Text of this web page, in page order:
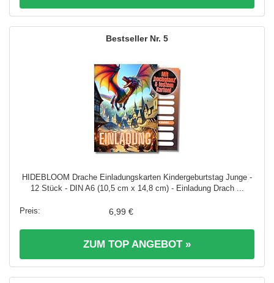
5
HIDEBLOOM Drache Einladungskarten Kindergeburtstag Junge -
12 Stück - DIN A6 (10,5 cm x 14,8 cm) - Einladung Drach ...
6,99 €
ZUM TOP ANGEBOT »